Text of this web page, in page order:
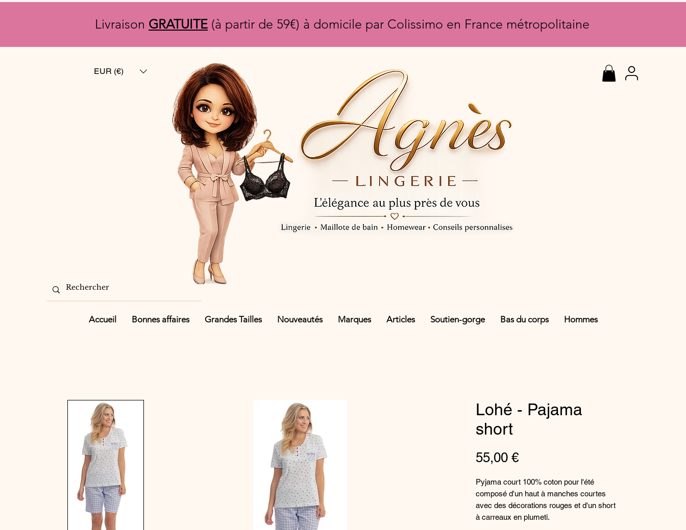
Livraison GRATUITE (à partir de 59€) à domicile par Colissimo en France métropolitaine
EUR (€)
Accueil Bonnes affaires Grandes Tailles Nouveautés Marques Articles Soutien-gorge Bas du corps Hommes
Lohé - Pajama
short
55,00 €Prix
Pyjama court 100% coton pour l'été
composé d'un haut à manches courtes
avec des décorations rouges et d'un short
à carreaux en plumeti.